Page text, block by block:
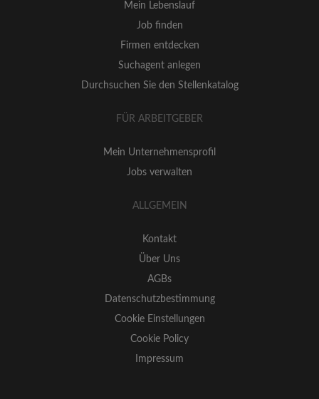
Mein Lebenslauf
Job finden
Firmen entdecken
Suchagent anlegen
Durchsuchen Sie den Stellenkatalog
FÜR ARBEITGEBER
Mein Unternehmensprofil
Jobs verwalten
ALLGEMEIN
Kontakt
Über Uns
AGBs
Datenschutzbestimmung
Cookie Einstellungen
Cookie Policy
Impressum